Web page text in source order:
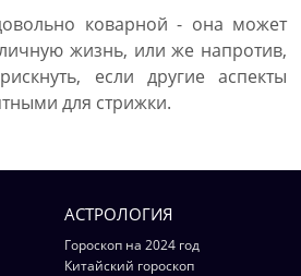
коварной - она может
жизнь, или же напротив,
если другие аспекты
для стрижки.
АСТРОЛОГИЯ
Гороскоп на 2024 год
Китайский гороскоп